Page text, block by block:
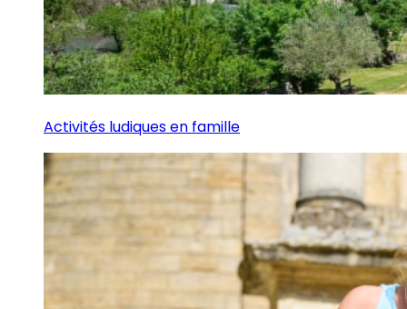
Activités ludiques en famille